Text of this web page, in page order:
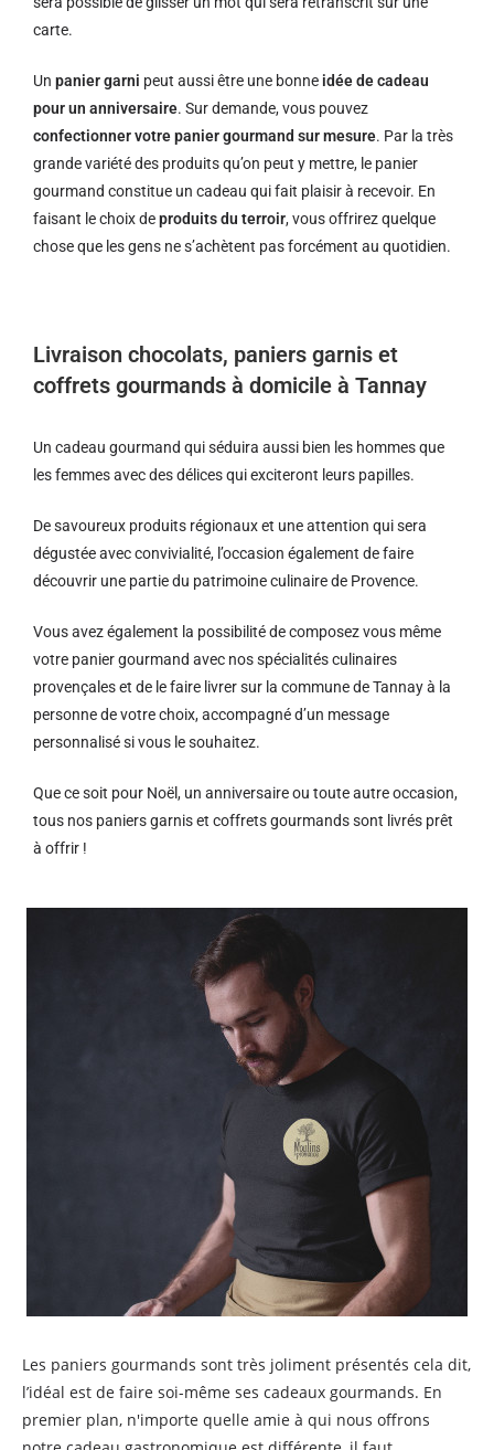
carte.
Un panier garni peut aussi être une bonne idée de cadeau
pour un anniversaire. Sur demande, vous pouvez
confectionner votre panier gourmand sur mesure. Par la très
grande variété des produits qu’on peut y mettre, le panier
gourmand constitue un cadeau qui fait plaisir à recevoir. En
faisant le choix deproduits du terroir, vous offrirez quelque
chose que les gens ne s’achètent pas forcément au quotidien.
Livraison chocolats, paniers garnis et
coffrets gourmands à domicile à Tannay
Un cadeau gourmand qui séduira aussi bien les hommes que
les femmes avec des délices qui exciteront leurs papilles.
De savoureux produits régionaux et une attention qui sera
dégustée avec convivialité, l’occasion également de faire
découvrir une partie du patrimoine culinaire de Provence.
Vous avez également la possibilité de composez vous même
votre panier gourmand avec nos spécialités culinaires
provençales et de le faire livrer sur la commune de Tannay à la
personne de votre choix, accompagné d’un message
personnalisé si vous le souhaitez.
Que ce soit pour Noël, un anniversaire ou toute autre occasion,
tous nos paniers garnis et coffrets gourmands sont livrés prêt
à offrir !
Les paniers gourmands sont très joliment présentés cela dit,
l’idéal est de faire soi-même ses cadeaux gourmands. En
premier plan, n'importe quelle amie à qui nous offrons